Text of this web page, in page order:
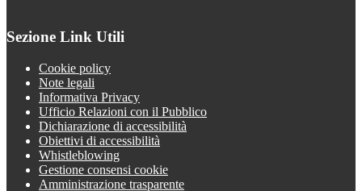
Sezione Link Utili
Cookie policy
Note legali
Informativa Privacy
Ufficio Relazioni con il Pubblico
Dichiarazione di accessibilità
Obiettivi di accessibilità
Whistleblowing
Gestione consensi cookie
Amministrazione trasparente